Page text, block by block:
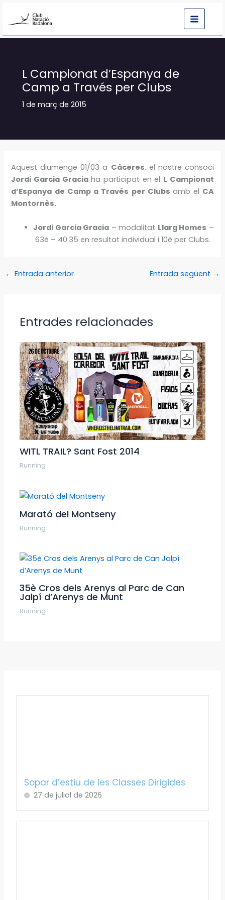
L Campionat d’Espanya de
Camp a Través per Clubs
1 de març de 2015
Aquest diumenge 01/03 a Càceres, el nostre consoci
Jordi Garcia Graciaha participat en el L Campionat
d’Espanya de Camp a Través per Clubsamb el CA
Montornès.
Jordi Garcia Gracia – modalitat Llarg Homes –
63è – 40:35 en resultat individual i 10è per Clubs.
← Entrada anterior Entrada següent →
Entrades relacionades
WITL TRAIL? Sant Fost 2014
Running
Marató del Montseny
Running
35è Cros dels Arenys al Parc de Can
Jalpí d’Arenys de Munt
Running
Sopar d’estiu de les Classes Dirigides
27 de juliol de 2026